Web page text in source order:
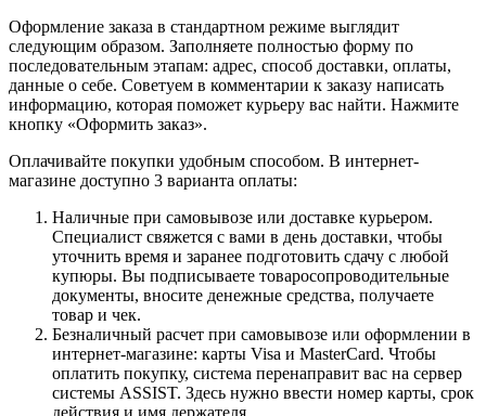
Оформление заказа в стандартном режиме выглядит
следующим образом. Заполняете полностью форму по
последовательным этапам: адрес, способ доставки, оплаты,
данные о себе. Советуем в комментарии к заказу написать
информацию, которая поможет курьеру вас найти. Нажмите
кнопку «Оформить заказ».
Оплачивайте покупки удобным способом. В интернет-
магазине доступно 3 варианта оплаты:
Наличные при самовывозе или доставке курьером.
Специалист свяжется с вами в день доставки, чтобы
уточнить время и заранее подготовить сдачу с любой
купюры. Вы подписываете товаросопроводительные
документы, вносите денежные средства, получаете
товар и чек.
Безналичный расчет при самовывозе или оформлении в
интернет-магазине: карты Visa и MasterCard. Чтобы
оплатить покупку, система перенаправит вас на сервер
системы ASSIST. Здесь нужно ввести номер карты, срок
действия и имя держателя.